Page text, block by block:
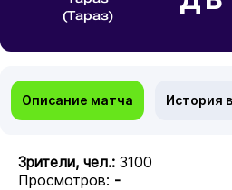
(Тараз)
Описание матча История
Зрители, чел.: 3100
Просмотров: -